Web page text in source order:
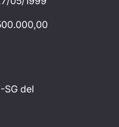
SG del